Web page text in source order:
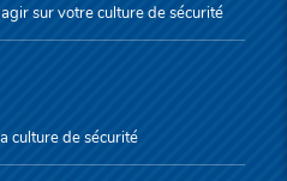
sur votre culture de sécurité
culture de sécurité